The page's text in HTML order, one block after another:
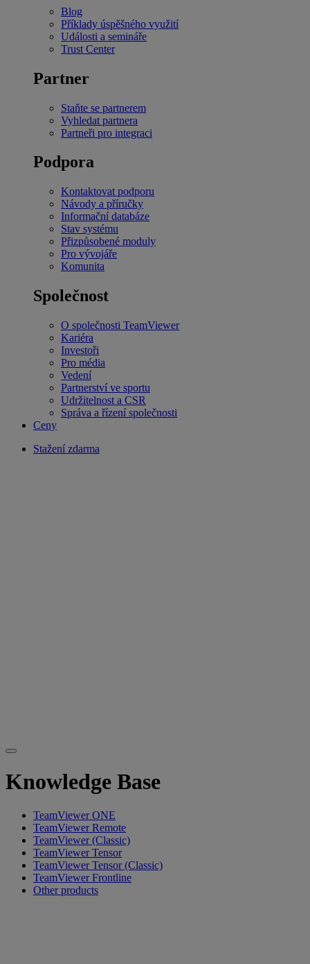
Blog
Příklady úspěšného využití
Události a semináře
Trust Center
Partner
Staňte se partnerem
Vyhledat partnera
Partneři pro integraci
Podpora
Kontaktovat podporu
Návody a příručky
Informační databáze
Stav systému
Přizpůsobené moduly
Pro vývojáře
Komunita
Společnost
O společnosti TeamViewer
Kariéra
Investoři
Pro média
Vedení
Partnerství ve sportu
Udržitelnost a CSR
Správa a řízení společnosti
Ceny
Stažení zdarma
Knowledge Base
TeamViewer ONE
TeamViewer Remote
TeamViewer (Classic)
TeamViewer Tensor
TeamViewer Tensor (Classic)
TeamViewer Frontline
Other products